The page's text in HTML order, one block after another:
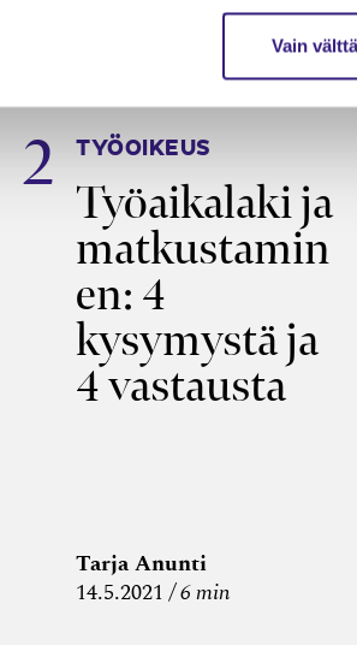
Vain
TYÖOIKEUS
Työaikalaki ja
matkustamin
en: 4
kysymystä ja
4 vastausta
Tarja Anunti
14.5.2021
6 min